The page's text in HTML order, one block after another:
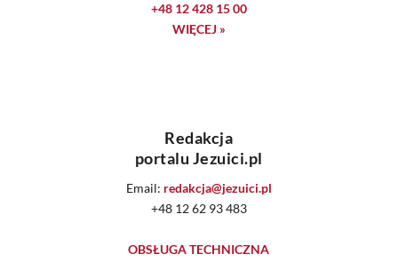
+48 12 428 15 00
WIĘCEJ »
Redakcja
portalu Jezuici.pl
Email: redakcja@jezuici.pl
+48 12 62 93 483
OBSŁUGA TECHNICZNA